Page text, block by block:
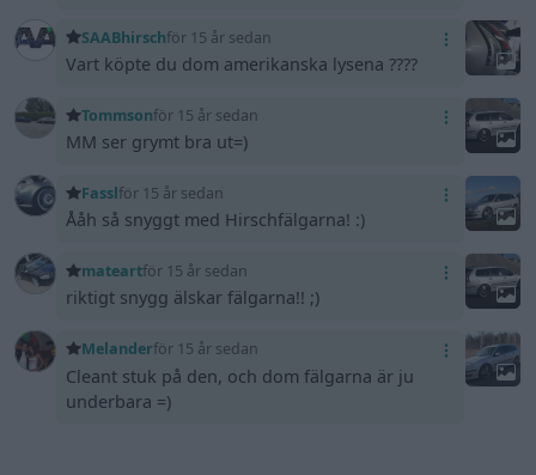
SAABhirschför 15 år sedan
Vart köpte du dom amerikanska lysena ????
Tommsonför 15 år sedan
MM ser grymt bra ut=)
Fasslför 15 år sedan
Ååh så snyggt med Hirschfälgarna! :)
mateartför 15 år sedan
riktigt snygg älskar fälgarna!! ;)
Melanderför 15 år sedan
Cleant stuk på den, och dom fälgarna är ju
underbara =)